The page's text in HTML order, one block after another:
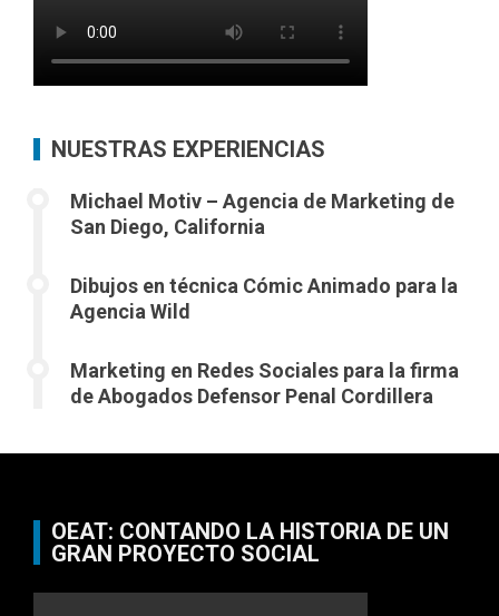
NUESTRAS EXPERIENCIAS
Michael Motiv – Agencia de Marketing de
San Diego, California
Dibujos en técnica Cómic Animado para la
Agencia Wild
Marketing en Redes Sociales para la firma
de Abogados Defensor Penal Cordillera
OEAT: CONTANDO LA HISTORIA DE UN
GRAN PROYECTO SOCIAL